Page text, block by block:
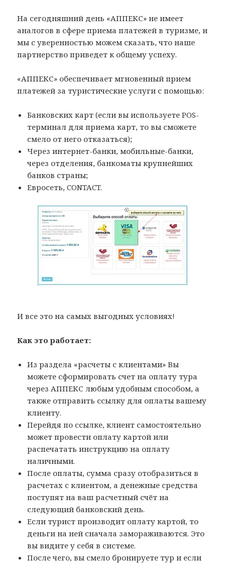
На сегодняшний день «АППЕКС» не имеет
аналогов в сфере приема платежей в туризме, и
мы с уверенностью можем сказать, что наше
партнерство приведет к общему успеху.
«АППЕКС» обеспечивает мгновенный прием
платежей за туристические услуги с помощью:
Банковских карт (если вы используете POS-
терминал для приема карт, то вы сможете
смело от него отказаться);
Через интернет-банки, мобильные-банки,
через отделения, банкоматы крупнейших
банков страны;
Евросеть, CONTACT.
И все это на самых выгодных условиях!
Как это работает:
Из раздела «расчеты с клиентами» Вы
можете сформировать счет на оплату тура
через АППЕКС любым удобным способом, а
также отправить ссылку для оплаты вашему
клиенту.
Перейдя по ссылке, клиент самостоятельно
может провести оплату картой или
распечатать инструкцию на оплату
наличными.
После оплаты, сумма сразу отобразиться в
расчетах с клиентом, а денежные средства
поступят на ваш расчетный счёт на
следующий банковский день.
Если турист производит оплату картой, то
деньги на ней сначала замораживаются. Это
вы видите у себя в системе.
После чего, вы смело бронируете тур и если